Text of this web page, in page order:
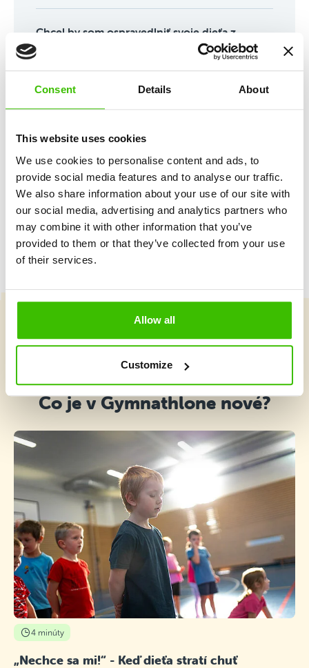
Consent Details About
This website uses cookies
We use cookies to personalise content and ads, to
provide social media features and to analyse our traffic.
We also share information about your use of our site with
our social media, advertising and analytics partners who
may combine it with other information that you’ve
provided to them or that they’ve collected from your use
of their services.
Allow all
Customize
Chcel by som ospravedlniť svoje dieťa z
lekcie, príp. sa opýtať na konkrétne
záležitosti týkajúce sa tréningu, na koho sa
mám obrátiť?
bábätko/batoľa?
Mám zľavový kód, ako si ho môžem
uplatniť?
Vybrať kurz
Čo je v Gymnathlone nové?
4 minúty
„Nechce sa mi!“ - Keď dieťa stratí chuť